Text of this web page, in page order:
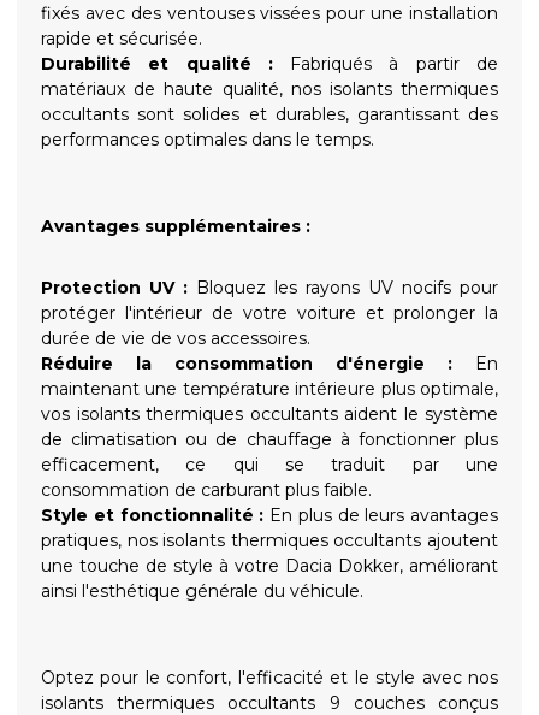
fixés avec des ventouses vissées pour une installation
rapide et sécurisée.
Durabilité et qualité :Fabriqués à partir de
matériaux de haute qualité, nos isolants thermiques
occultants sont solides et durables, garantissant des
performances optimales dans le temps.
Avantages supplémentaires :
Protection UV : Bloquez les rayons UV nocifs pour
protéger l'intérieur de votre voiture et prolonger la
durée de vie de vos accessoires.
Réduire la consommation d'énergie : En
maintenant une température intérieure plus optimale,
vos isolants thermiques occultants aident le système
de climatisation ou de chauffage à fonctionner plus
efficacement, ce qui se traduit par une
consommation de carburant plus faible.
Style et fonctionnalité : En plus de leurs avantages
pratiques, nos isolants thermiques occultants ajoutent
une touche de style à votre Dacia Dokker, améliorant
ainsi l'esthétique générale du véhicule.
Optez pour le confort, l'efficacité et le style avec nos
isolants thermiques occultants 9 couches conçus